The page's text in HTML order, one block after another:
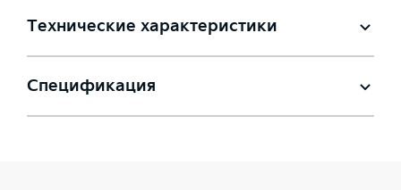
Технические характеристики
Спецификация